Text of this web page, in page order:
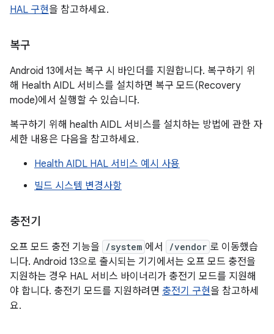
HAL 구현을 참고하세요.
복구
Android 13에서는 복구 시 바인더를 지원합니다. 복구하기 위
해 Health AIDL 서비스를 설치하면 복구 모드(Recovery
mode)에서 실행할 수 있습니다.
복구하기 위해 health AIDL 서비스를 설치하는 방법에 관한 자
세한 내용은 다음을 참고하세요.
Health AIDL HAL 서비스 예시 사용
빌드 시스템 변경사항
충전기
오프 모드 충전 기능을 /system 에서 /vendor 로 이동했습
니다. Android 13으로 출시되는 기기에서는 오프 모드 충전을
지원하는 경우 HAL 서비스 바이너리가 충전기 모드를 지원해
야 합니다. 충전기 모드를 지원하려면 충전기 구현을 참고하세
요.